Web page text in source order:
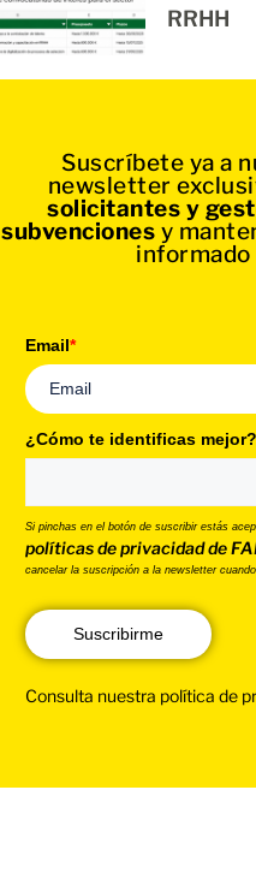
RRHH
Suscríbete ya a
newsletter
solicitantes y
subvenciones y
informado
Email*
¿Cómo te identificas mejor?
Si pinchas en el botón de suscribir estás
políticas de privacidad de
cancelar la suscripción a la newsletter cuando
Suscribirme
Consulta nuestra política de